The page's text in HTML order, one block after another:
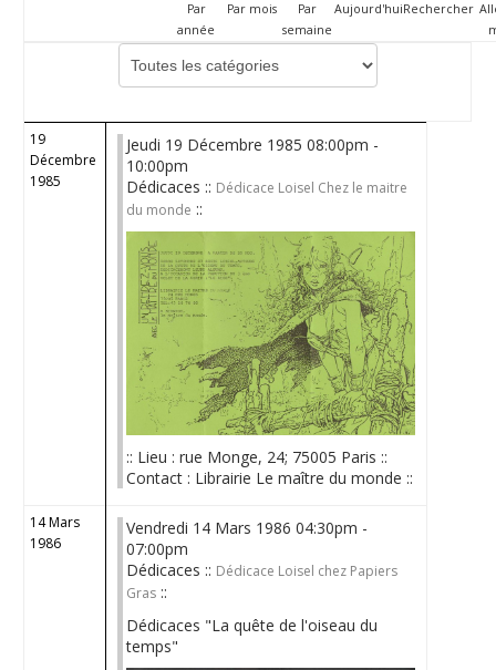
Par
année
Par mois
Par
semaine
Aujourd'huiRechercher
Choisissez une catégorie pour filtrer la liste
19
Décembre
1985
Jeudi 19 Décembre 1985 08:00pm -
10:00pm
Dédicaces :: Dédicace Loisel Chez le maitre
du monde ::
:: Lieu : rue Monge, 24; 75005 Paris ::
Contact : Librairie Le maître du monde ::
14 Mars
1986
Vendredi 14 Mars 1986 04:30pm -
07:00pm
Dédicaces :: Dédicace Loisel chez Papiers
Gras ::
Dédicaces "La quête de l'oiseau du
temps"